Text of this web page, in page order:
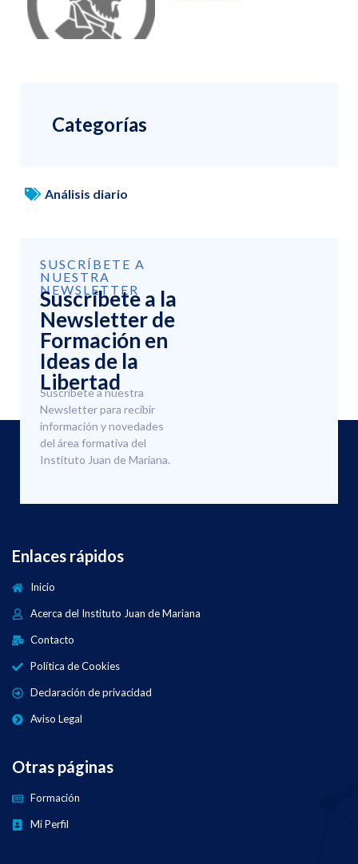
Categorías
Análisis diario
SUSCRÍBETE A
NUESTRA
NEWSLETTER
Suscríbete a la
Newsletter de
Formación en
Ideas de la
Libertad
Suscríbete a nuestra
Newsletter para recibir
información y novedades
del área formativa del
Instituto Juan de Mariana.
Enlaces rápidos
Inicio
Acerca del Instituto Juan de Mariana
Contacto
Política de Cookies
Declaración de privacidad
Aviso Legal
Otras páginas
Formación
Mi Perfil